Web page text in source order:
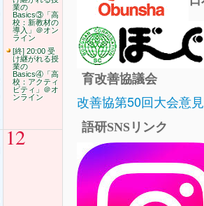
業の
Basics③「高
校：新教材の
導入」＠オン
ライン
[終] 20:00 受
け継がれる授
業の
Basics④「高
校：アクティ
ビティ」＠オ
ンライン
12
育改善協議会
改善協第50回大会意
語研SNSリンク